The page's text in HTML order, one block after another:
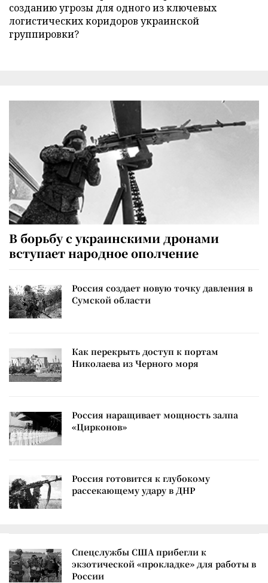
созданию угрозы для одного из ключевых
логистических коридоров украинской
группировки?
В борьбу с украинскими дронами
вступает народное ополчение
Россия создает новую точку давления в
Сумской области
Как перекрыть доступ к портам
Николаева из Черного моря
Россия наращивает мощность залпа
«Цирконов»
Россия готовится к глубокому
рассекающему удару в ДНР
Спецслужбы США прибегли к
экзотической «прокладке» для работы в
России